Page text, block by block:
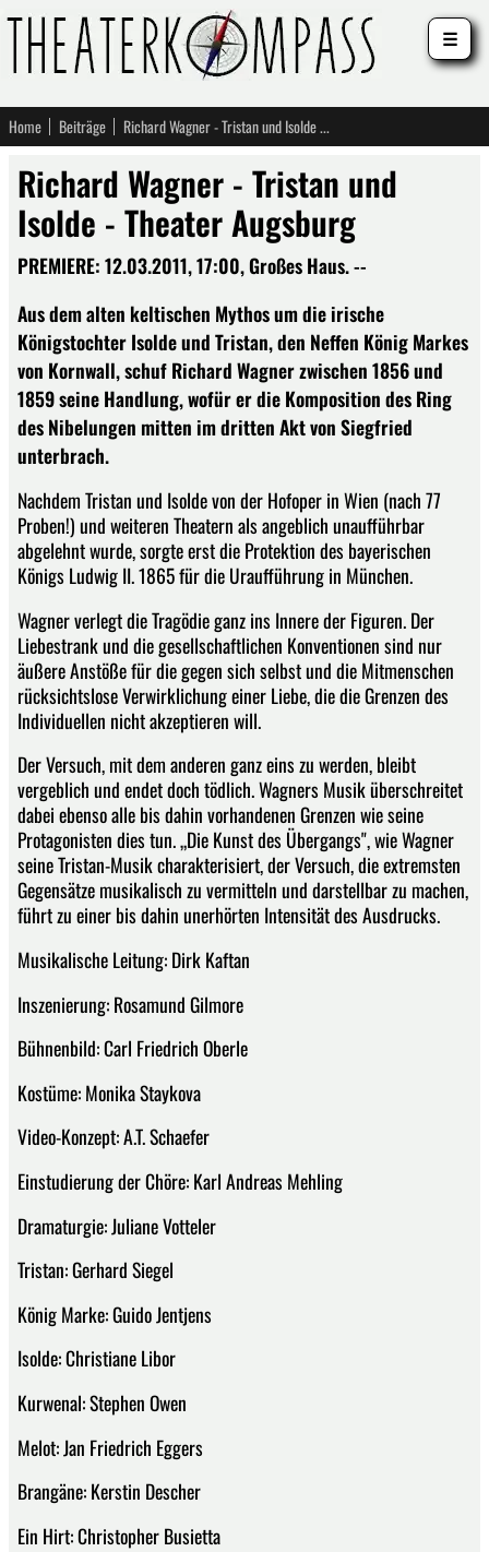
Home Beiträge Richard Wagner - Tristan und Isolde - Theater Augsburg
Richard Wagner - Tristan und
Isolde - Theater Augsburg
PREMIERE: 12.03.2011, 17:00, Großes Haus. --
Aus dem alten keltischen Mythos um die irische
Königstochter Isolde und Tristan, den Neffen König Markes
von Kornwall, schuf Richard Wagner zwischen 1856 und
1859 seine Handlung, wofür er die Komposition des Ring
des Nibelungen mitten im dritten Akt von Siegfried
unterbrach.
Nachdem Tristan und Isolde von der Hofoper in Wien (nach 77
Proben!) und weiteren Theatern als angeblich unaufführbar
abgelehnt wurde, sorgte erst die Protektion des bayerischen
Königs Ludwig II. 1865 für die Uraufführung in München.
Wagner verlegt die Tragödie ganz ins Innere der Figuren. Der
Liebestrank und die gesellschaftlichen Konventionen sind nur
äußere Anstöße für die gegen sich selbst und die Mitmenschen
rücksichtslose Verwirklichung einer Liebe, die die Grenzen des
Individuellen nicht akzeptieren will.
Der Versuch, mit dem anderen ganz eins zu werden, bleibt
vergeblich und endet doch tödlich. Wagners Musik überschreitet
dabei ebenso alle bis dahin vorhandenen Grenzen wie seine
Protagonisten dies tun. „Die Kunst des Übergangs", wie Wagner
seine Tristan-Musik charakterisiert, der Versuch, die extremsten
Gegensätze musikalisch zu vermitteln und darstellbar zu machen,
führt zu einer bis dahin unerhörten Intensität des Ausdrucks.
Musikalische Leitung: Dirk Kaftan
Inszenierung: Rosamund Gilmore
Bühnenbild: Carl Friedrich Oberle
Kostüme: Monika Staykova
Video-Konzept: A.T. Schaefer
Einstudierung der Chöre: Karl Andreas Mehling
Dramaturgie: Juliane Votteler
Tristan: Gerhard Siegel
König Marke: Guido Jentjens
Isolde: Christiane Libor
Kurwenal: Stephen Owen
Melot: Jan Friedrich Eggers
Brangäne: Kerstin Descher
Ein Hirt: Christopher Busietta
☰